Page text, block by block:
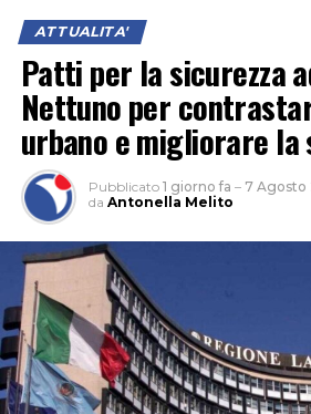
“Questo ulteriore servizio,
accessibile nei pressi dei
testimonia il nostro costante
un’assistenza di prossimità,
bisogni dei cittadini – dichiara la
della Asl Latina, Sabrina Cenciarelli
rafforziamo la rete territoriale
riferimento sicuro a residenti e
estivo, contribuendo al contempo
Pronto Soccorso”
ATTUALITA'
Patti per la sicurezza
Nettuno per
urbano e migliorare la
Pubblicato 1 giorno fa – 7 Agosto
da Antonella Melito